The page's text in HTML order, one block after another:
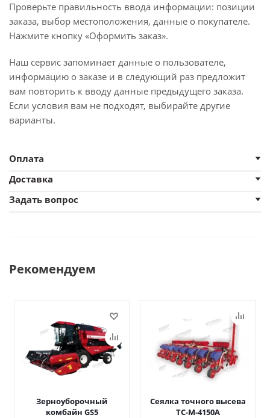
Проверьте правильность ввода информации: позиции
заказа, выбор местоположения, данные о покупателе.
Нажмите кнопку «Оформить заказ».
Наш сервис запоминает данные о пользователе,
информацию о заказе и в следующий раз предложит
вам повторить к вводу данные предыдущего заказа.
Если условия вам не подходят, выбирайте другие
варианты.
Оплата
Доставка
Задать вопрос
Рекомендуем
Зерноуборочный
комбайн GS5
Сеялка точного высева
ТС-М-4150А